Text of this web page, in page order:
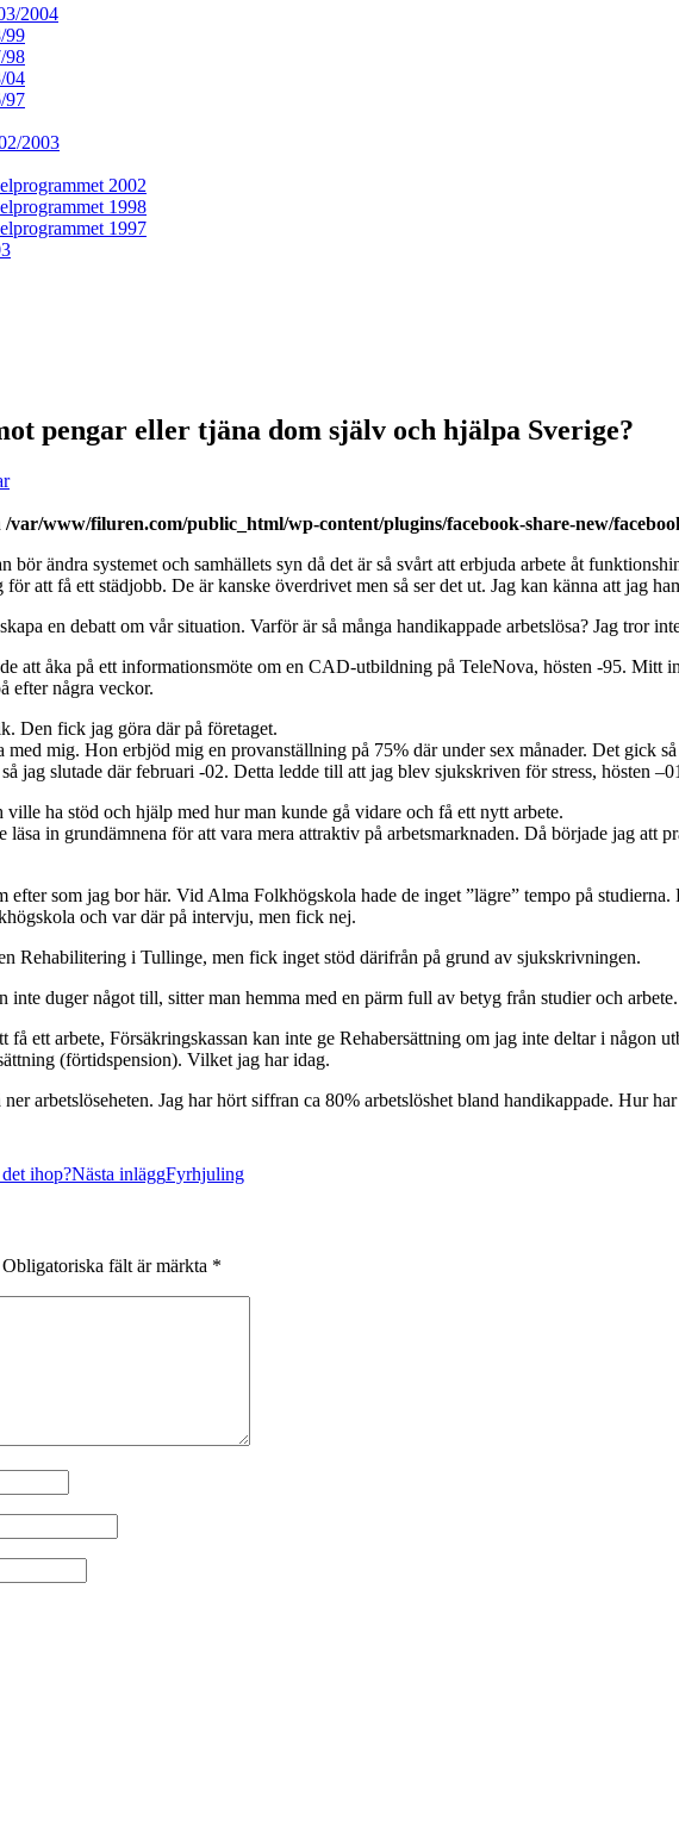
2004
99
98
04
97
2003
2002
1998
1997
pengar eller tjäna dom själv och hjälpa Sverige?
/var/www/filuren.com/public_html/wp-content/plugins/facebook-share-new/
bör ändra systemet och samhällets syn då det är så svårt att erbjuda arbete åt
att få ett städjobb. De är kanske överdrivet men så ser det ut. Jag kan känna att jag
en debatt om vår situation. Varför är så många handikappade arbetslösa? Jag tror
att åka på ett informationsmöte om en CAD-utbildning på TeleNova, hösten -95. Mitt
efter några veckor.
Den fick jag göra där på företaget.
med mig. Hon erbjöd mig en provanställning på 75% där under sex månader. Det gick
jag slutade där februari -02. Detta ledde till att jag blev sjukskriven för stress, hösten
ha stöd och hjälp med hur man kunde gå vidare och få ett nytt arbete.
in grundämnena för att vara mera attraktiv på arbetsmarknaden. Då började jag att
som jag bor här. Vid Alma Folkhögskola hade de inget ”lägre” tempo på
och var där på intervju, men fick nej.
Rehabilitering i Tullinge, men fick inget stöd därifrån på grund av sjukskrivningen.
inte duger något till, sitter man hemma med en pärm full av betyg från studier och arbete.
ett arbete, Försäkringskassan kan inte ge Rehabersättning om jag inte deltar i
(förtidspension). Vilket jag har idag.
arbetslöseheten. Jag har hört siffran ca 80% arbetslöshet bland handikappade. Hur
ihop?Nästa inläggFyrhjuling
Obligatoriska fält är märkta *